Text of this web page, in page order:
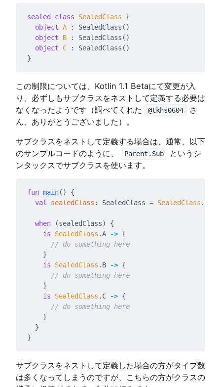
sealed class SealedClass
object A
object
B
object
C
この制限については、Kotlin 1.1 Betaにて変更が入
り、必ずしもサブクラスをネストして定義する必要は
なくなったようです（調べてくれた
@tkhs0604
さ
ん、ありがとうございました）。
サブクラスをネストして定義する場合は、通常、以下
のサンプルコードのように、
Parent.Sub
というシ
ンタックスでサブクラスを使います。
fun main
val
sealedClass : SealedClass = SealedClass
when
is
SealedClass .A ->
is
SealedClass .B ->
is
SealedClass .C ->
サブクラスをネストして定義した場合の方がタイプ数
は多くなってしまうのですが、こちらの方がクラスの